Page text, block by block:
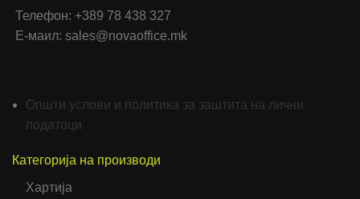
Телефон: +389 78 438 327
Е-маил: sales@novaoffice.mk
Општи услови и политика за заштита на лични
податоци
Категорија на производи
Хартија